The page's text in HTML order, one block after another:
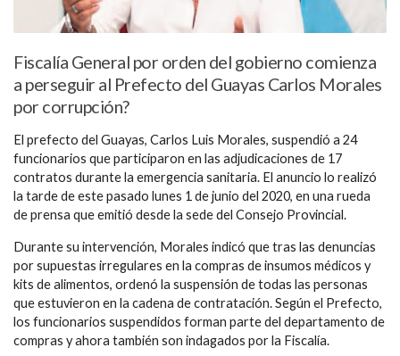
Fiscalía General por orden del gobierno comienza
a perseguir al Prefecto del Guayas Carlos Morales
por corrupción?
El prefecto del Guayas, Carlos Luis Morales, suspendió a 24
funcionarios que participaron en las adjudicaciones de 17
contratos durante la emergencia sanitaria. El anuncio lo realizó
la tarde de este pasado lunes 1 de junio del 2020, en una rueda
de prensa que emitió desde la sede del Consejo Provincial.
Durante su intervención, Morales indicó que tras las denuncias
por supuestas irregulares en la compras de insumos médicos y
kits de alimentos, ordenó la suspensión de todas las personas
que estuvieron en la cadena de contratación. Según el Prefecto,
los funcionarios suspendidos forman parte del departamento de
compras y ahora también son indagados por la Fiscalía.